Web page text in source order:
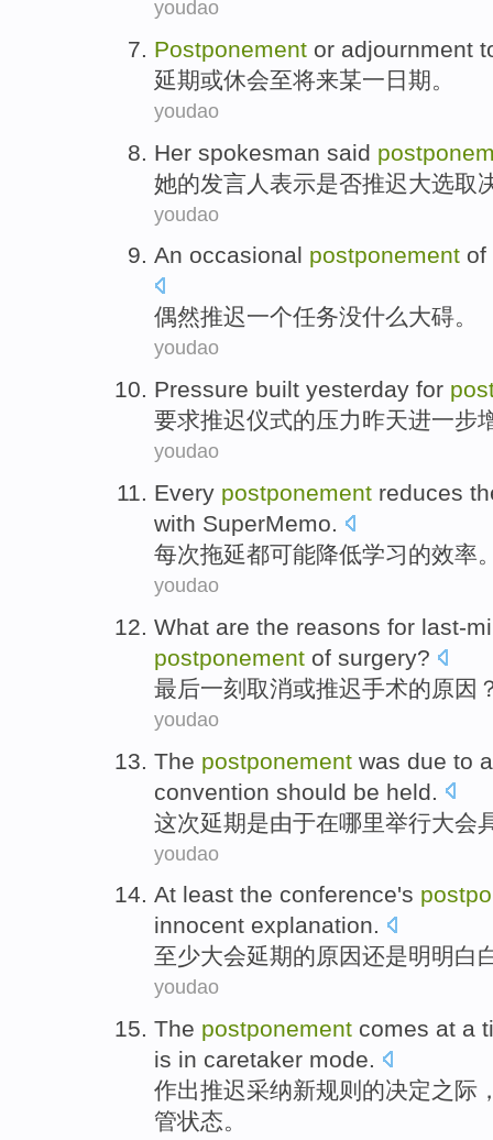
youdao
Postponement or adjournment
延期或休会至将来某一 日期。
youdao
Her spokesman said
她的发言人 表示是否推迟大选取
youdao
An occasional postponement of
偶然推迟一个任务没什么大碍。
youdao
Pressure built yesterday for
要求推迟仪式的压力昨天进一步
youdao
Every postponement reduces
with SuperMemo.
每次拖延都可能降低学习的效率
youdao
What are the reasons for last-
postponement of surgery?
最后一刻 取消或推迟手术的原因
youdao
The postponement was due to
convention should be held
这次延期是由于在哪里举行大会
youdao
At least the conference's
innocent explanation.
至少大会延期的原因还是明明白
youdao
The postponement comes at a
is in caretaker mode.
作出推迟采纳新规则的决定之际
管状态。